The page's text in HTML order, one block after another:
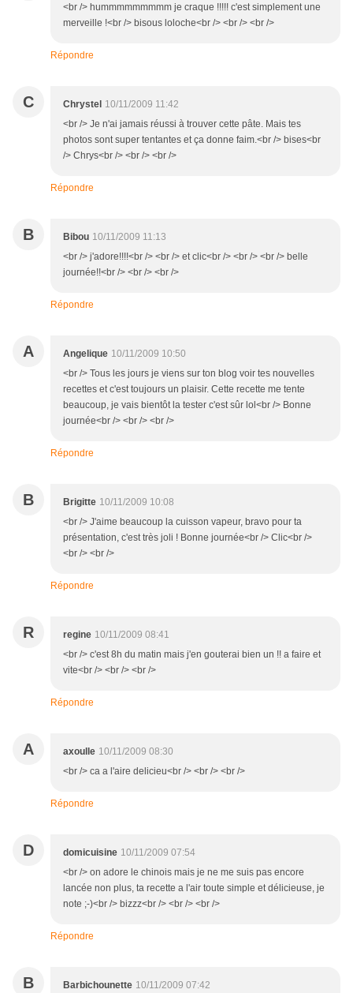
<br /> hummmmmmmmm je craque !!!!! c'est simplement une
merveille !<br /> bisous loloche<br /> <br /> <br />
Répondre
C Chrystel 10/11/2009 11:42
<br /> Je n'ai jamais réussi à trouver cette pâte. Mais tes
photos sont super tentantes et ça donne faim.<br /> bises<br
/> Chrys<br /> <br /> <br />
Répondre
B Bibou 10/11/2009 11:13
<br /> j'adore!!!!<br /> <br /> et clic<br /> <br /> <br /> belle
journée!!<br /> <br /> <br />
Répondre
A Angelique 10/11/2009 10:50
<br /> Tous les jours je viens sur ton blog voir tes nouvelles
recettes et c'est toujours un plaisir. Cette recette me tente
beaucoup, je vais bientôt la tester c'est sûr lol<br /> Bonne
journée<br /> <br /> <br />
Répondre
B Brigitte 10/11/2009 10:08
<br /> J'aime beaucoup la cuisson vapeur, bravo pour ta
présentation, c'est très joli ! Bonne journée<br /> Clic<br />
<br /> <br />
Répondre
R regine 10/11/2009 08:41
<br /> c'est 8h du matin mais j'en gouterai bien un !! a faire et
vite<br /> <br /> <br />
Répondre
A axoulle 10/11/2009 08:30
<br /> ca a l'aire delicieu<br /> <br /> <br />
Répondre
D domicuisine 10/11/2009 07:54
<br /> on adore le chinois mais je ne me suis pas encore
lancée non plus, ta recette a l'air toute simple et délicieuse, je
note ;-)<br /> bizzz<br /> <br /> <br />
Répondre
B Barbichounette 10/11/2009 07:42